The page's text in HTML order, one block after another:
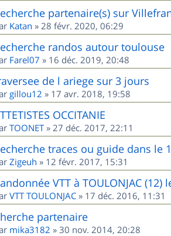
partenaire(s) sur
Katan » 28 févr. 2020, 06:29
randos autour toulouse
Farel07 » 16 déc. 2019, 20:48
de l ariege sur 3 jours
gillou12 » 17 avr. 2018, 19:58
OCCITANIE
TOONET» 27 déc. 2017, 22:11
traces ou guide dans le
Zigeuh » 12 févr. 2017, 15:31
VTT à TOULONJAC (12)
VTT TOULONJAC » 17 déc. 2016, 11:31
partenaire
mika3182 » 30 nov. 2014, 20:28